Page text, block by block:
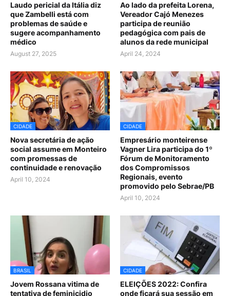
Laudo pericial da Itália diz
que Zambelli está com
problemas de saúde e
sugere acompanhamento
médico
August 27, 2025
Ao lado da prefeita Lorena,
Vereador Cajó Menezes
participa de reunião
pedagógica com pais de
alunos da rede municipal
April 24, 2024
CIDADE
Nova secretária de ação
social assume em Monteiro
com promessas de
continuidade e renovação
April 10, 2024
CIDADE
Empresário monteirense
Vagner Lira participa do 1º
Fórum de Monitoramento
dos Compromissos
Regionais, evento
promovido pelo Sebrae/PB
April 10, 2024
BRASIL
Jovem Rossana vitima de
tentativa de feminicidio
CIDADE
ELEIÇÕES 2022: Confira
onde ficará sua sessão em